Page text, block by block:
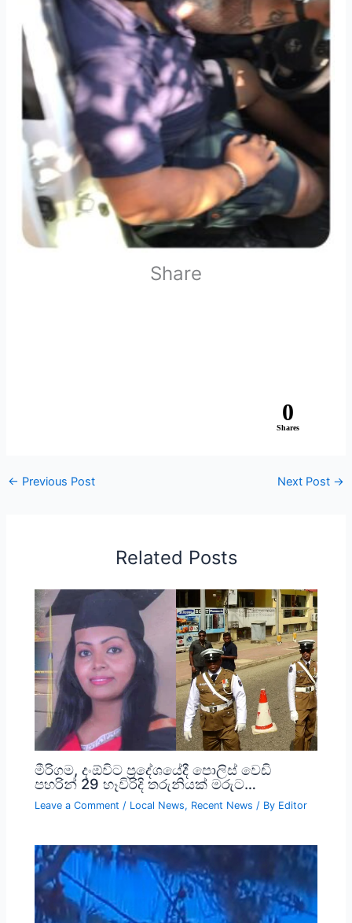
Share
0
Shares
← Previous Post Next Post →
Related Posts
මීරිගම, දංඕවිට ප්‍රදේශයේදී පොලිස් වෙඩි
පහරින් 29 හෑවිරිදි තරුනියක් මරුට…
Leave a Comment / Local News, Recent News / By Editor